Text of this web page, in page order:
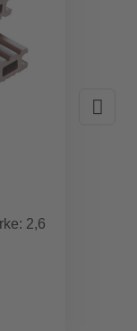
2,6